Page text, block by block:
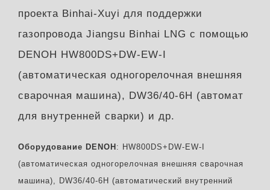
проекта Binhai-Xuyi для поддержки
газопровода Jiangsu Binhai LNG с помощью
DENOH HW800DS+DW-EW-I
(автоматическая одногорелочная внешняя
сварочная машина), DW36/40-6H (автомат
для внутренней сварки) и др.
Оборудование DENOH : HW800DS+DW-EW-I
(автоматическая одногорелочная внешняя сварочная
машина), DW36/40-6H (автоматический внутренний